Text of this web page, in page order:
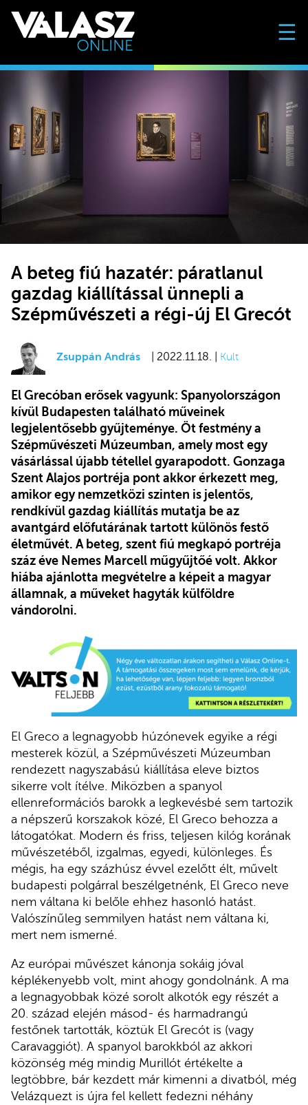
☰
A beteg fiú hazatér: páratlanul
gazdag kiállítással ünnepli a
Szépművészeti a régi-új El Grecót
Zsuppán András | 2022.11.18. | Kult
El Grecóban erősek vagyunk: Spanyolországon
kívül Budapesten található műveinek
legjelentősebb gyűjteménye. Öt festmény a
Szépművészeti Múzeumban, amely most egy
vásárlással újabb tétellel gyarapodott. Gonzaga
Szent Alajos portréja pont akkor érkezett meg,
amikor egy nemzetközi szinten is jelentős,
rendkívül gazdag kiállítás mutatja be az
avantgárd előfutárának tartott különös festő
életművét. A beteg, szent fiú megkapó portréja
száz éve Nemes Marcell műgyűjtőé volt. Akkor
hiába ajánlotta megvételre a képeit a magyar
államnak, a műveket hagyták külföldre
vándorolni.
El Greco a legnagyobb húzónevek egyike a régi
mesterek közül, a Szépművészeti Múzeumban
rendezett nagyszabású kiállítása eleve biztos
sikerre volt ítélve. Miközben a spanyol
ellenreformációs barokk a legkevésbé sem tartozik
a népszerű korszakok közé, El Greco behozza a
látogatókat. Modern és friss, teljesen kilóg korának
művészetéből, izgalmas, egyedi, különleges. És
mégis, ha egy százhúsz évvel ezelőtt élt, művelt
budapesti polgárral beszélgetnénk, El Greco neve
nem váltana ki belőle ehhez hasonló hatást.
Valószínűleg semmilyen hatást nem váltana ki,
mert nem ismerné.
Az európai művészet kánonja sokáig jóval
képlékenyebb volt, mint ahogy gondolnánk. A ma
a legnagyobbak közé sorolt alkotók egy részét a
20. század elején másod- és harmadrangú
festőnek tartották, köztük El Grecót is (vagy
Caravaggiót). A spanyol barokkból az akkori
közönség még mindig Murillót értékelte a
legtöbbre, bár kezdett már kimenni a divatból, még
Velázquezt is újra fel kellett fedezni néhány